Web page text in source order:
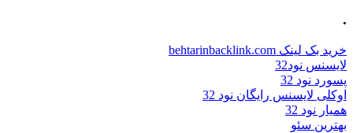
.
خرید بک لینک behtarinbacklink.com
لایسنس نود32
پسورد نود 32
اوکلی لایسنس رایگان نود 32
همیار نود 32
بهترین سئو